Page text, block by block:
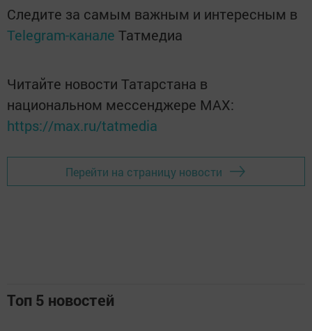
Следите за самым важным и интересным в
Telegram-канале Татмедиа
Читайте новости Татарстана в
национальном мессенджере MАХ:
https://max.ru/tatmedia
Перейти на страницу новости
Топ 5 новостей